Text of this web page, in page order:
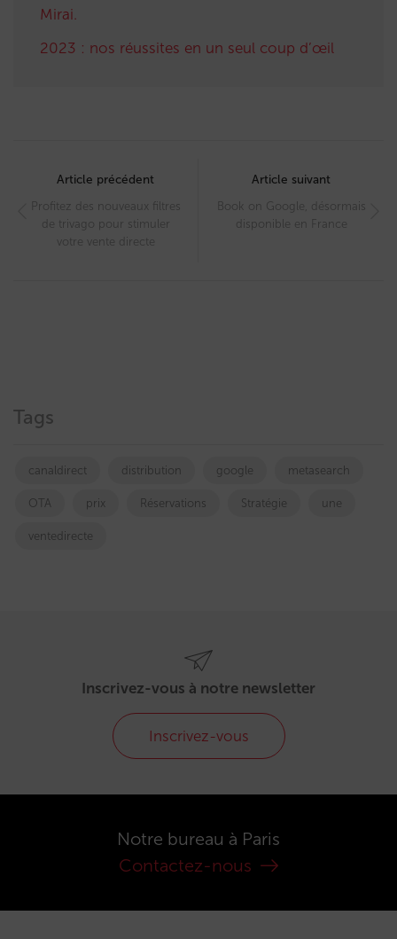
Mirai.
2023 : nos réussites en un seul coup d’œil
navigation
Article précédent
Profitez des nouveaux filtres
de trivago pour stimuler
votre vente directe
Article suivant
Book on Google, désormais
disponible en France
Tags
canaldirect distribution google metasearch
OTA prix Réservations Stratégie une
ventedirecte
Inscrivez-vous à notre newsletter
Inscrivez-vous
Notre bureau à Paris
Contactez-nous